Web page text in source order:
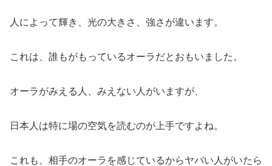
人によって輝き、光の大きさ、強さが違います。
これは、誰もがもっているオーラだとおもいました。
オーラがみえる人、みえない人がいますが、
日本人は特に場の空気を読むのが上手ですよね。
これも、相手のオーラを感じているからヤバい人がいたら